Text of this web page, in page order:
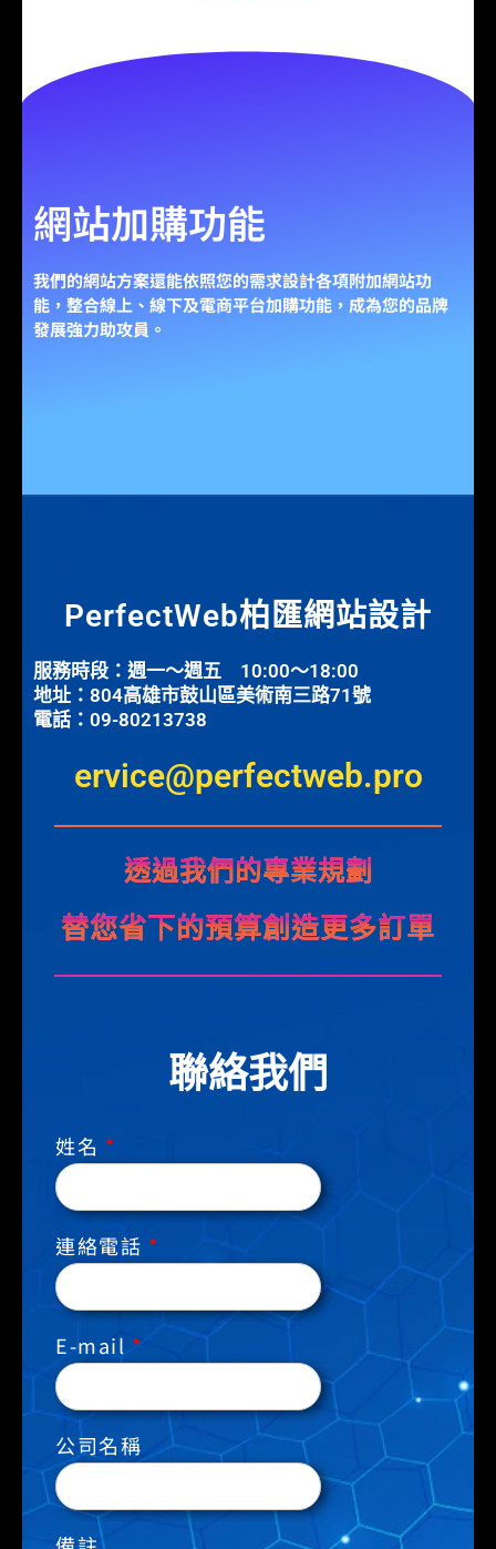
網站加購功能
我們的網站方案還能依照您的需求設計各項附加網站功
能，整合線上、線下及電商平台加購功能，成為您的品牌
發展強力助攻員。
PerfectWeb柏匯網站設計
服務時段：週一～週五 10:00～18:00
地址：804高雄市鼓山區美術南三路71號
電話：09-80213738
ervice@perfectweb.pro
透過我們的專業規劃
替您省下的預算創造更多訂單
聯絡我們
姓名 *
連絡電話 *
E-mail*
公司名稱